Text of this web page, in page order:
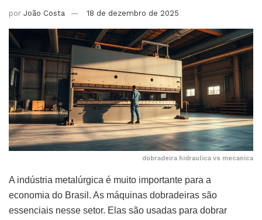
por João Costa 18 de dezembro de 2025
dobradeira hidraulica vs mecanica
A indústria metalúrgica é muito importante para a
economia do Brasil. As máquinas dobradeiras são
essenciais nesse setor. Elas são usadas para dobrar